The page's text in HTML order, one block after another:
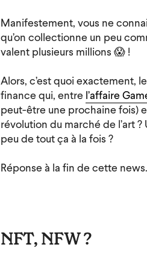
Manifestement, vous ne
qu’on collectionne un peu
valent plusieurs millions 😱 !
Alors, c’est quoi exactement,
finance qui, entre l’affaire
peut-être une prochaine fois)
révolution du marché de l’art
peu de tout ça à la fois ?
Réponse à la fin de cette news.
NFT, NFW ?